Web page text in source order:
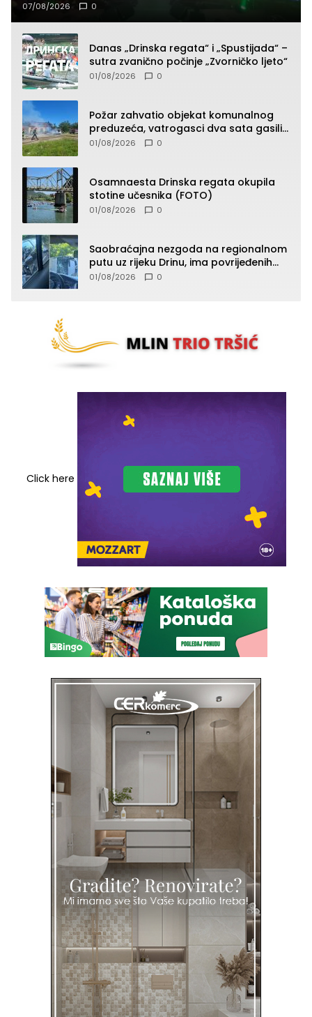
07/08/2026 0
Danas „Drinska regata“ i „Spustijada“ –
sutra zvanično počinje „Zvorničko ljeto“
01/08/2026 0
Požar zahvatio objekat komunalnog
preduzeća, vatrogasci dva sata gasili
vatru (FOTO)
01/08/2026 0
Osamnaesta Drinska regata okupila
stotine učesnika (FOTO)
01/08/2026 0
Saobraćajna nezgoda na regionalnom
putu uz rijeku Drinu, ima povrijeđenih
lica (FOTO)
01/08/2026 0
Click here